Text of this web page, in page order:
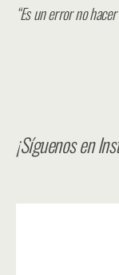
“Es un error no
¡Síguenos en